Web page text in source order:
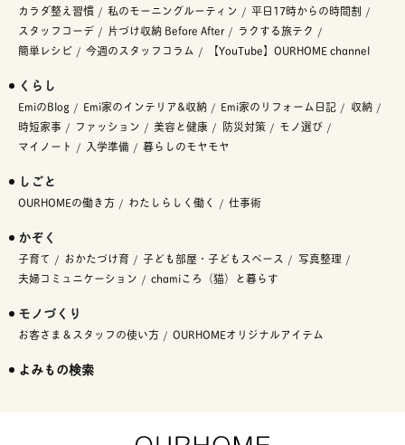
カラダ整え習慣 私のモーニングルーティン
平日17時からの時間割
スタッフコーデ
片づけ収納 Before After
ラクする旅テク
簡単レシピ
今週のスタッフコラム 【YouTube】OURHOME channel
くらし
EmiのBlog Emi家のインテリア&収納 Emi家のリフォーム日記
収納
時短家事
ファッション 美容と健康 防災対策
モノ選び
マイノート
入学準備 暮らしのモヤモヤ
しごと
OURHOMEの働き方 わたしらしく働く 仕事術
かぞく
子育て おかたづけ育 子ども部屋・子どもスペース
写真整理
夫婦コミュニケーション
chamiころ（猫）と暮らす
モノづくり
お客さま＆スタッフの使い方 OURHOMEオリジナルアイテム
よみもの検索